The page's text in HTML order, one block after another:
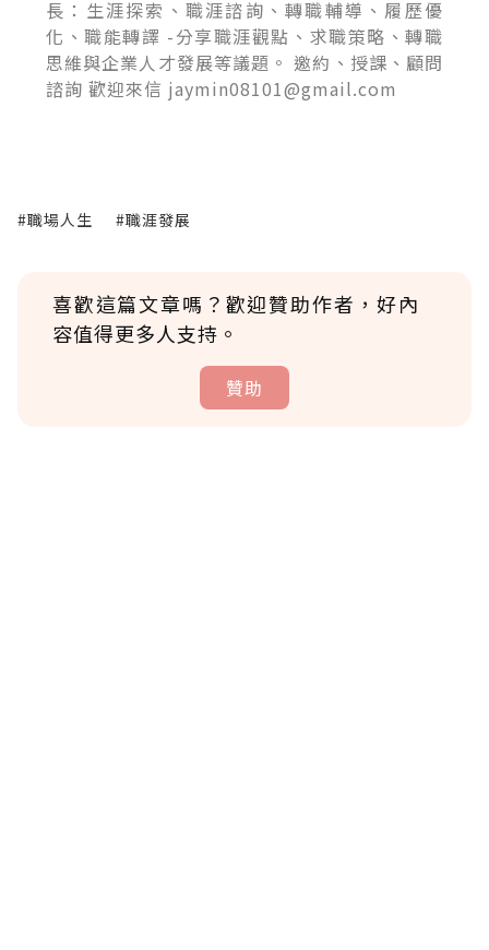
長：生涯探索、職涯諮詢、轉職輔導、履歷優
化、職能轉譯 -分享職涯觀點、求職策略、轉職
思維與企業人才發展等議題。 邀約、授課、顧問
諮詢 歡迎來信 jaymin08101@gmail.com
#職場人生 #職涯發展
喜歡這篇文章嗎？歡迎贊助作者，好內
容值得更多人支持。
贊助